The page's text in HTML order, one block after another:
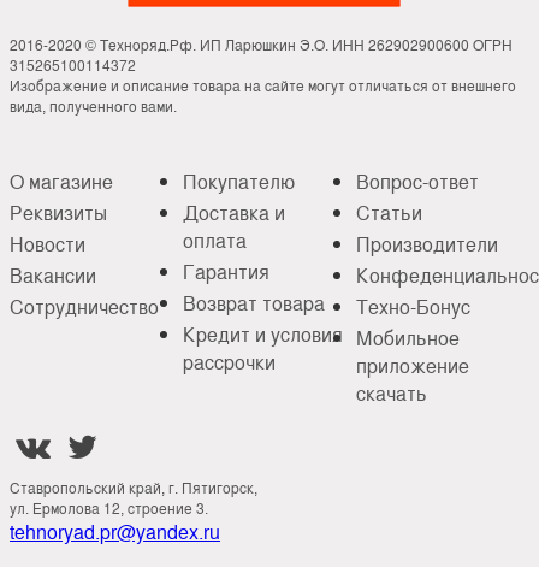
2016-2020 © Техноряд.Рф. ИП Ларюшкин Э.О. ИНН 262902900600 ОГРН
315265100114372
Изображение и описание товара на сайте могут отличаться от внешнего
вида, полученного вами.
О магазине
Реквизиты
Новости
Вакансии
Сотрудничество
Покупателю
Доставка и
оплата
Гарантия
Возврат товара
Кредит и условия
рассрочки
Вопрос-ответ
Статьи
Производители
Техно-Бонус
Мобильное
приложение
скачать
 
Ставропольский край, г. Пятигорск,
ул. Ермолова 12, строение 3.
tehnoryad.pr@yandex.ru